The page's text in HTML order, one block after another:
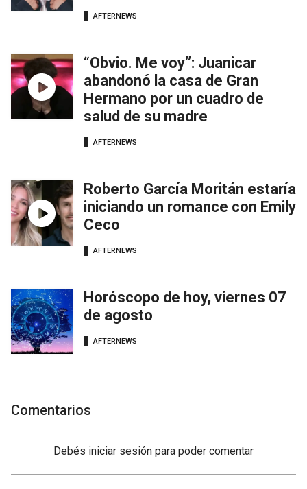
AFTERNEWS
“Obvio. Me voy”: Juanicar
abandonó la casa de Gran
Hermano por un cuadro de
salud de su madre
AFTERNEWS
Roberto García Moritán estaría
iniciando un romance con Emily
Ceco
AFTERNEWS
Horóscopo de hoy, viernes 07
de agosto
AFTERNEWS
Comentarios
Debés iniciar sesión para poder comentar